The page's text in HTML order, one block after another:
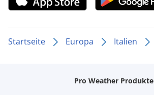
Startseite Europa Italien
Pro Weather Produkte